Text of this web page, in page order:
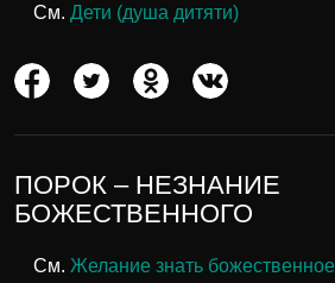
См. Дети (душа дитяти)
ПОРОК – НЕЗНАНИЕ
БОЖЕСТВЕННОГО
См. Желание знать божественное